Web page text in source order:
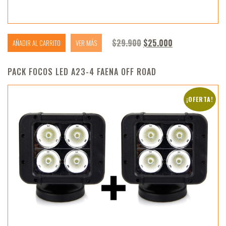
AÑADIR AL CARRITO VER MÁS $29.900 El precio original era:
$25.000
PACK FOCOS LED A23-4 FAENA OFF ROAD
¡OFERTA!